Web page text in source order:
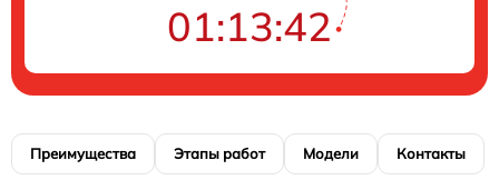
01:13:42
Преимущества Этапы работ Модели Контакты